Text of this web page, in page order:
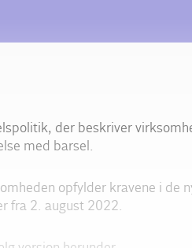
der beskriver
med barsel.
opfylder kravene i de
fra 2. august 2022.